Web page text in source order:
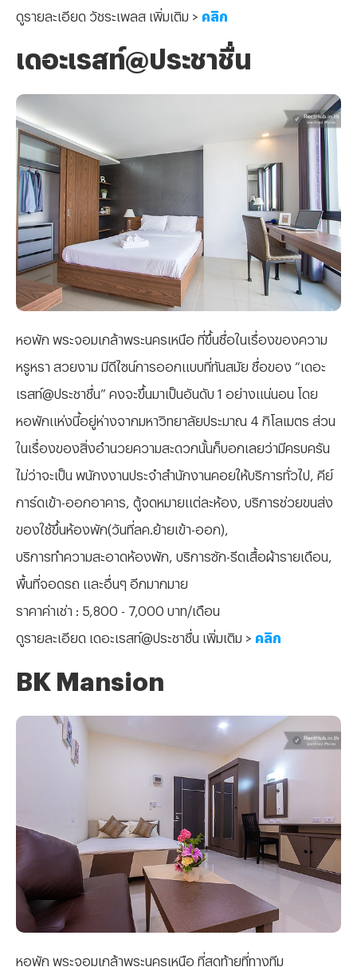
ดูรายละเอียด วัชระเพลส เพิ่มเติม > คลิก
เดอะเรสท์@ประชาชื่น
หอพัก พระจอมเกล้าพระนครเหนือ ที่ขึ้นชื่อในเรื่องของความ
หรูหรา สวยงาม มีดีไซน์การออกแบบที่ทันสมัย ชื่อของ “เดอะ
เรสท์@ประชาชื่น” คงจะขึ้นมาเป็นอันดับ 1 อย่างแน่นอน โดย
หอพักแห่งนี้อยู่ห่างจากมหาวิทยาลัยประมาณ 4 กิโลเมตร ส่วน
ในเรื่องของสิ่งอำนวยความสะดวกนั้นก็บอกเลยว่ามีครบครัน
ไม่ว่าจะเป็น พนักงงานประจำสำนักงานคอยให้บริการทั่วไป, คีย์
การ์ดเข้า-ออกอาคาร, ตู้จดหมายแต่ละห้อง, บริการช่วยขนส่ง
ของใช้ขึ้นห้องพัก(วันที่ลค.ย้ายเข้า-ออก),
บริการทำความสะอาดห้องพัก, บริการซัก-รีดเสื้อผ้ารายเดือน,
พื้นที่จอดรถ และอื่นๆ อีกมากมาย
ราคาค่าเช่า : 5,800 - 7,000 บาท/เดือน
ดูรายละเอียด เดอะเรสท์@ประชาชื่น เพิ่มเติม > คลิก
BK Mansion
หอพัก พระจอมเกล้าพระนครเหนือ ที่สุดท้ายที่ทางทีม